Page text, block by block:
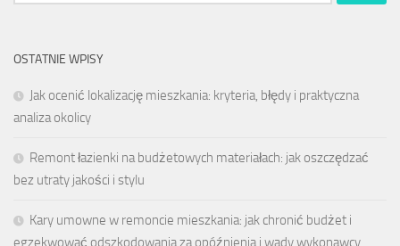
OSTATNIE WPISY
Jak ocenić lokalizację mieszkania: kryteria, błędy i praktyczna
analiza okolicy
Remont łazienki na budżetowych materiałach: jak oszczędzać
bez utraty jakości i stylu
Kary umowne w remoncie mieszkania: jak chronić budżet i
egzekwować odszkodowania za opóźnienia i wady wykonawcy